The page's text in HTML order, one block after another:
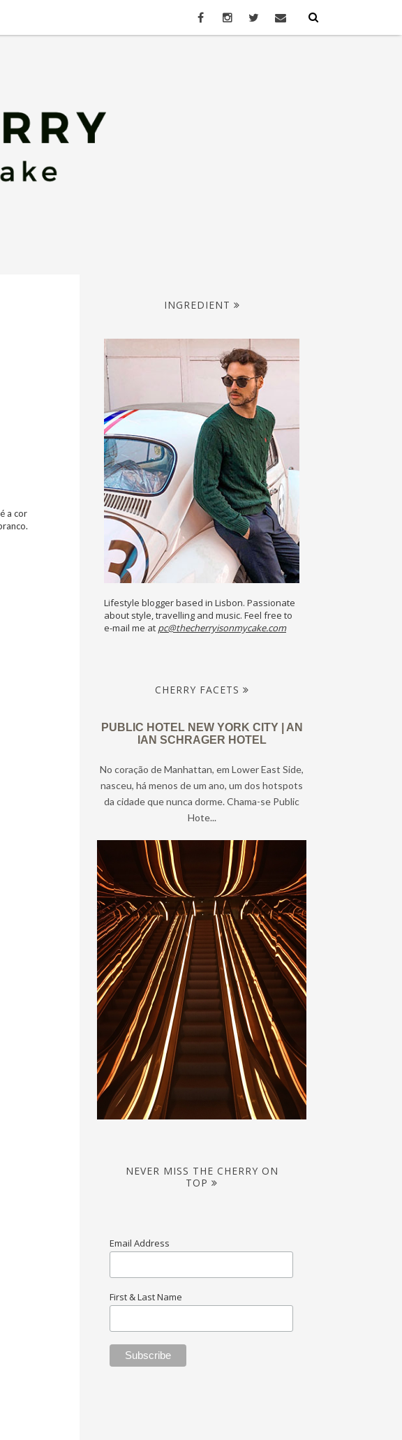
a cor
INGREDIENT
Lifestyle blogger based in Lisbon. Passionate
about style, travelling and music. Feel free to
e-mail me at pc@thecherryisonmycake.com
CHERRY FACETS
PUBLIC HOTEL NEW YORK CITY | AN
IAN SCHRAGER HOTEL
No coração de Manhattan, em Lower East Side,
nasceu, há menos de um ano, um dos hotspots
da cidade que nunca dorme. Chama-se Public
Hote...
NEVER MISS THE CHERRY ON
TOP
Email Address
First & Last Name